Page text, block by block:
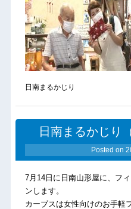
日南まるかじり
日南まるかじり
Posted on
7月14日に日南山形屋に、フ
ンします。
カーブスは女性向けのお手軽